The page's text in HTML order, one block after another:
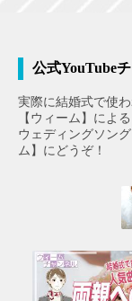
公式YouTube
実際に結婚式で使
【ウィーム】によ
ウェディングソン
ム】にどうぞ！